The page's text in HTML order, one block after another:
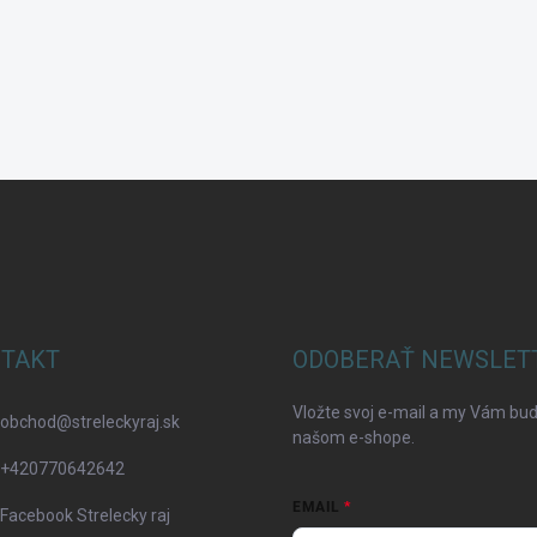
obchod@streleckyraj.sk
+420770642642
Facebook Strelecky raj
ODOBERAŤ
Vložte svoj e-mail a my Vám
našom e-shope.
EMAIL